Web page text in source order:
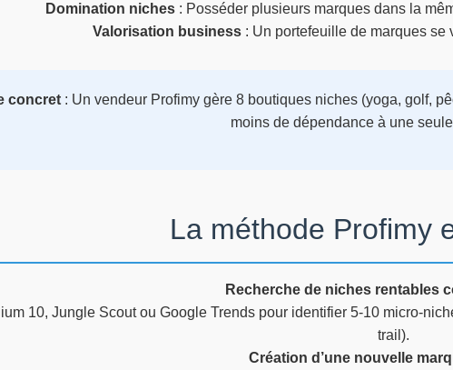
Domination niches : Posséder plusieurs marques dans la
Valorisation business: Un portefeuille de marques se
concret: Un vendeur Profimy gère 8 boutiques niches (yoga, golf,
moins de dépendance à une
La méthode Profimy
Recherche de niches rentables
10, Jungle Scout ou Google Trends pour identifier 5-10 micro-
trail).
Création d’une nouvelle